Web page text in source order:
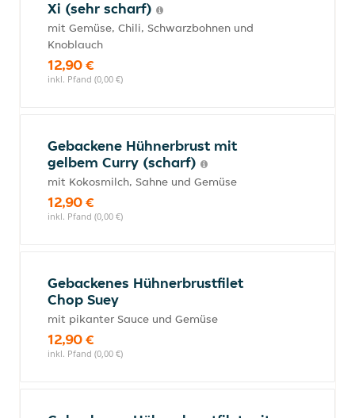
Xi (sehr scharf)
mit Gemüse, Chili, Schwarzbohnen und
Knoblauch
12,90 €
inkl. Pfand (0,00 €)
Gebackene Hühnerbrust mit
gelbem Curry (scharf)
mit Kokosmilch, Sahne und Gemüse
12,90 €
inkl. Pfand (0,00 €)
Gebackenes Hühnerbrustfilet
Chop Suey
mit pikanter Sauce und Gemüse
12,90 €
inkl. Pfand (0,00 €)